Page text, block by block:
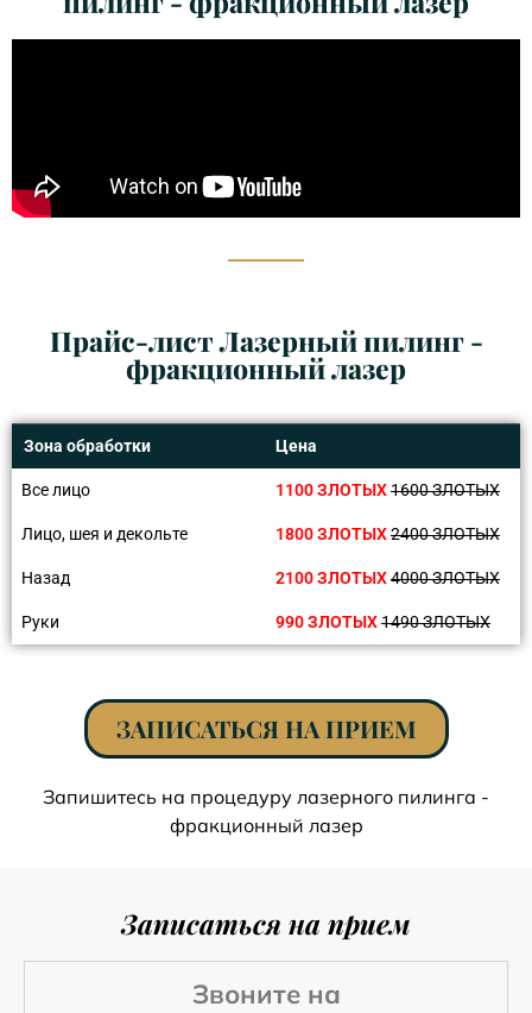
Прайс-лист Лазерный пилинг -
фракционный лазер
Зона обработки Цена
Все лицо 1100 ЗЛОТЫХ1600 ЗЛОТЫХ
Лицо, шея и декольте 1800 ЗЛОТЫХ2400 ЗЛОТЫХ
Назад 2100 ЗЛОТЫХ4000 ЗЛОТЫХ
Руки 990 ЗЛОТЫХ1490 ЗЛОТЫХ
ЗАПИСАТЬСЯ НА ПРИЕМ
Запишитесь на процедуру лазерного пилинга -
фракционный лазер
Записаться на прием
Звоните на